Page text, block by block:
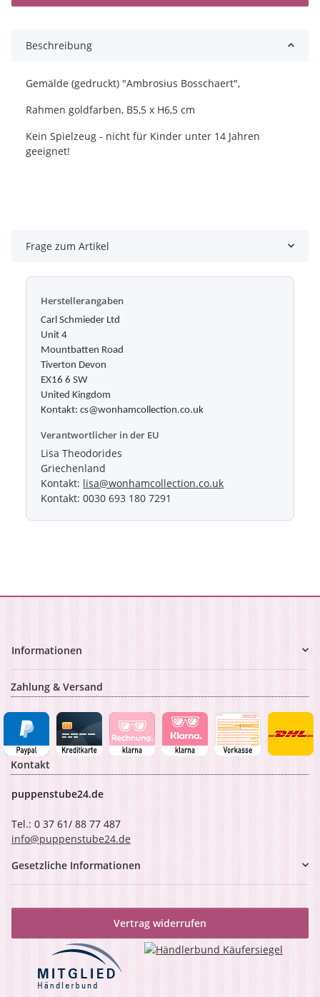
Beschreibung
Gemälde (gedruckt) "Ambrosius Bosschaert",
Rahmen goldfarben, B5,5 x H6,5 cm
Kein Spielzeug - nicht für Kinder unter 14 Jahren
geeignet!
Frage zum Artikel
Herstellerangaben
Carl Schmieder Ltd
Unit 4
Mountbatten Road
Tiverton Devon
EX16 6 SW
United Kingdom
Kontakt: cs@wonhamcollection.co.uk
Verantwortlicher in der EU
Lisa Theodorides
Griechenland
Kontakt: lisa@wonhamcollection.co.uk
Kontakt: 0030 693 180 7291
Informationen
Zahlung & Versand
Kontakt
puppenstube24.de
Tel.: 0 37 61/ 88 77 487
info@puppenstube24.de
Gesetzliche Informationen
Vertrag widerrufen